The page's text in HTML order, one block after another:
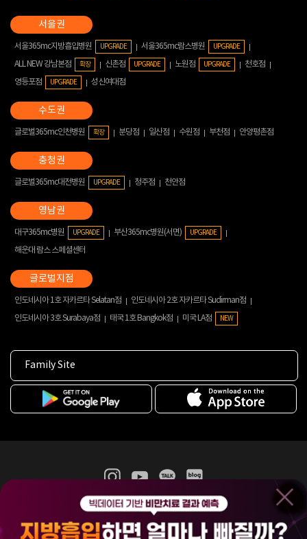
서울365mc지방흡입병원 UPGRADE 서울365mc람스병원 UPGRADE
ALL NEW 강남본점 확장 신촌점 UPGRADE 노원점 UPGRADE
천호점
영등포점
UPGRADE 성신여대점
글로벌365mc인천병원 확장 분당점 일산점 수원점 부천점 안양평촌점
글로벌365mc대전병원 UPGRADE 청주점 천안점
대구365mc병원 UPGRADE 부산365mc병원(서면) UPGRADE
해운대 람스 스페셜센터
인도네시아 1호 자카르타 Selatan점
인도네시아 2호 자카르타 Sudirman점
인도네시아 3호 Surabaya점
태국 1호 Bangkok점 미국 LA점 NEW
Family Site
365mc 병·의원 이용약관
홈페이지 이용약관
비급여진료수가